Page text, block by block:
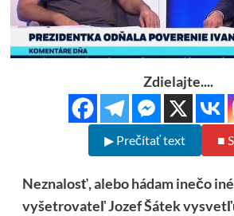
Zdielajte....
▶ Prečítať text ■
Neznalosť, alebo hádam inečo
vyšetrovateľ Jozef Šátek